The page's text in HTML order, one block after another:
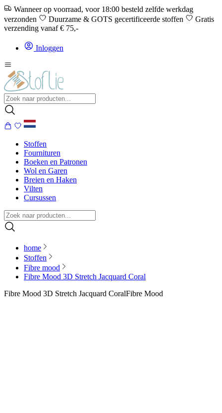
Wanneer op voorraad, voor 18:00 besteld zelfde werkdag
verzonden
Duurzame & GOTS gecertificeerde stoffen
Gratis
verzending vanaf € 75,-
Inloggen
Stoffen
Fournituren
Boeken en Patronen
Wol en Garen
Breien en Haken
Vilten
Cursussen
home
Stoffen
Fibre mood
Fibre Mood 3D Stretch Jacquard Coral
Fibre Mood 3D Stretch Jacquard CoralFibre Mood